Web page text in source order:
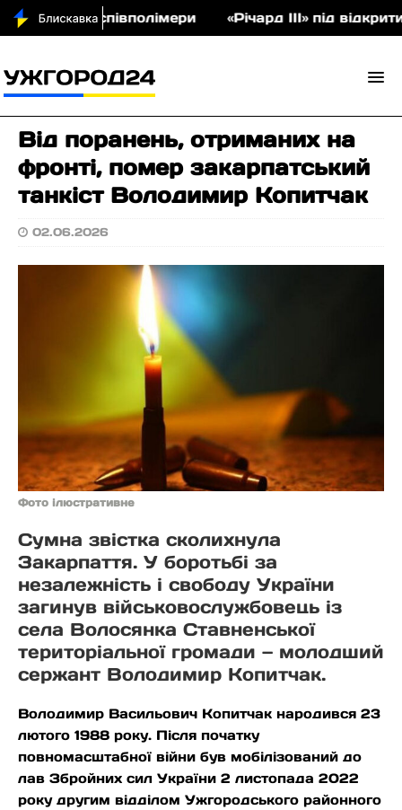
співполімери «Річард ІІІ» під
Від поранень, отриманих на
фронті, помер закарпатський
танкіст Володимир Копитчак
02.06.2026
Фото ілюстративне
Сумна звістка сколихнула
Закарпаття. У боротьбі за
незалежність і свободу України
загинув військовослужбовець із
села Волосянка Ставненської
територіальної громади — молодший
сержант Володимир Копитчак.
Володимир Васильович Копитчак народився 23
лютого 1988 року. Після початку
повномасштабної війни був мобілізований до
лав Збройних сил України 2 листопада 2022
року другим відділом Ужгородського районного